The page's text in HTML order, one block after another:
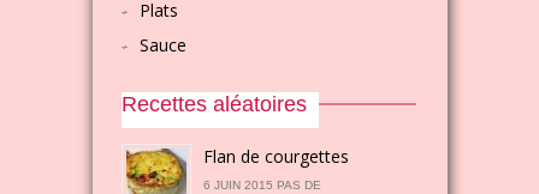
Plats
Sauce
Recettes aléatoires
Flan de courgettes
6 JUIN 2015 PAS DE